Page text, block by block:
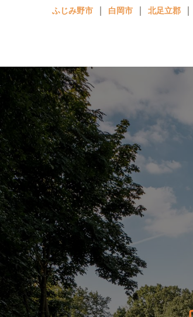
ふじみ野市 ｜ 白岡市 ｜ 北足立郡 ｜